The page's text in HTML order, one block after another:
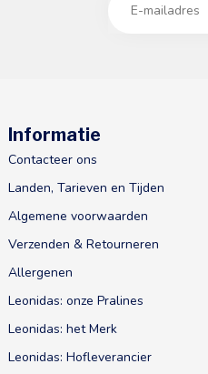
Informatie
Contacteer ons
Landen, Tarieven en Tijden
Algemene voorwaarden
Verzenden & Retourneren
Allergenen
Leonidas: onze Pralines
Leonidas: het Merk
Leonidas: Hofleverancier